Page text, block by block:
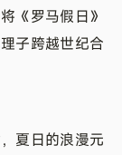
《罗马假日》
子跨越世纪合
夏日的浪漫元